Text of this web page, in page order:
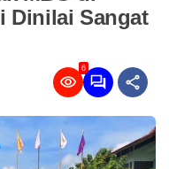
Dinilai Sangat
6